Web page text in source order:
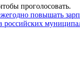
проголосовать.
повышать
российских